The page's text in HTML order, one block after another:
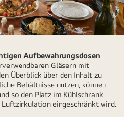
Aufbewahrungsdosen
Gläsern mit
Überblick über den Inhalt zu
Behältnisse nutzen, können
so den Platz im Kühlschrank
Luftzirkulation eingeschränkt wird.